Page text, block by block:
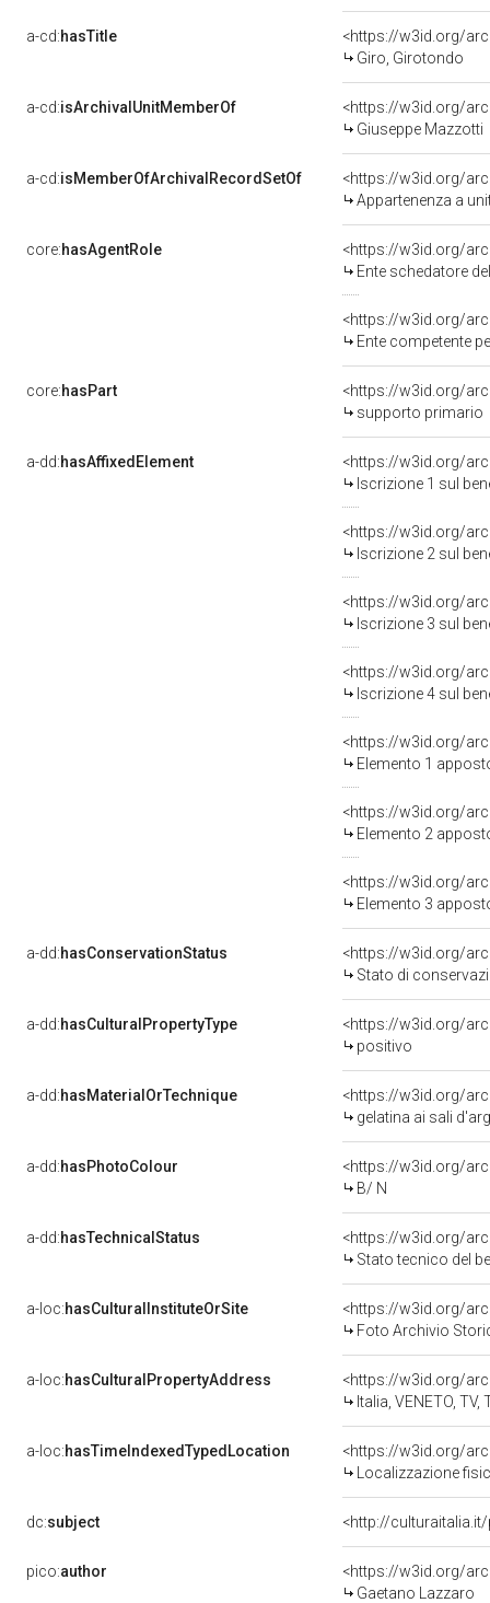
a-cd:hasTitle
<https://w3id.org/
Giro, Girotondo
a-cd:isArchivalUnitMemberOf
Giuseppe Mazzotti
a-cd:isMemberOfArchivalRecordSetOf
<https://w3id.org/
Appartenenza a
core:hasAgentRole
<https://w3id.org/
Ente schedatore
<https://w3id.org/
Ente competente
core:hasPart
supporto primario
a-dd:hasAffixedElement
<https://w3id.org/
Iscrizione 1 sul
<https://w3id.org/
Iscrizione 2 sul
<https://w3id.org/
Iscrizione 3 sul
<https://w3id.org/
Iscrizione 4 sul
<https://w3id.org/
Elemento 1
<https://w3id.org/
Elemento 2
<https://w3id.org/
Elemento 3
a-dd:hasConservationStatus
Stato di
a-dd:hasCulturalPropertyType
positivo
a-dd:hasMaterialOrTechnique
<https://w3id.org/
gelatina ai sali
a-dd:hasPhotoColour
<https://w3id.org/
B/ N
a-dd:hasTechnicalStatus
<https://w3id.org/
Stato tecnico del
a-loc:hasCulturalInstituteOrSite
Foto Archivio
a-loc:hasCulturalPropertyAddress
<https://w3id.org/
Italia, VENETO, TV,
a-loc:hasTimeIndexedTypedLocation
<https://w3id.org/
Localizzazione
dc:subject <http://
pico:author
<https://w3id.org/
Gaetano Lazzaro